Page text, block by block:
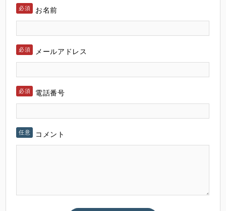
お名前
メールアドレス
電話番号
コメント